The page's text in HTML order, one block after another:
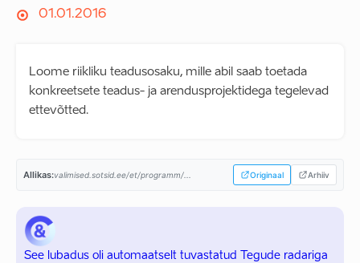
01.01.2016
Loome riikliku teadusosaku, mille abil saab toetada
konkreetsete teadus- ja arendusprojektidega tegelevad
ettevõtted.
Allikas:valimised.sotsid.ee/et/programm/... Originaal Arhiiv
See lubadus oli automaatselt tuvastatud Tegude radariga